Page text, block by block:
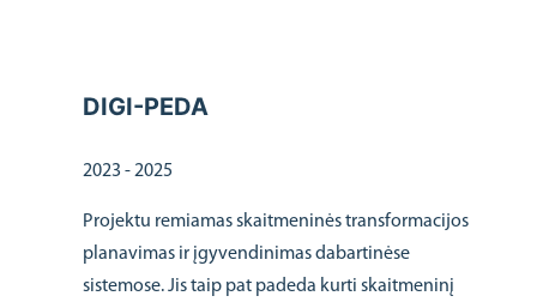
DIGI-PEDA
2023 - 2025
Projektu remiamas skaitmeninės transformacijos
planavimas ir įgyvendinimas dabartinėse
sistemose. Jis taip pat padeda kurti skaitmeninį